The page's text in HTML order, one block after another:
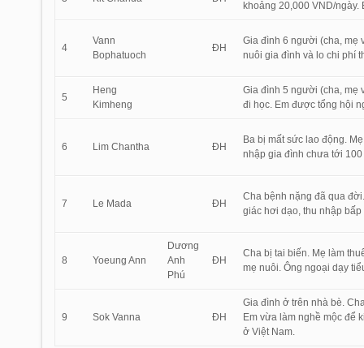
khoảng 20,000 VND/ngày.
4
Vann
Bophatuoch
ĐH
Gia đình 6 người (cha, mẹ
nuôi gia đình và lo chi phí
5
Heng
Kimheng
Gia đình 5 người (cha, mẹ
đi học. Em được tổng hội
6 Lim Chantha ĐH
Ba bị mất sức lao động.
nhập gia đình chưa tới
7 Le Mada ĐH
Cha bệnh nặng đã qua
giác hơi dạo, thu nhập
8 Yoeung Ann
Dương
Anh
Phú
ĐH
Cha bị tai biến. Mẹ làm
mẹ nuôi. Ông ngoại dạy
9 Sok Vanna ĐH
Gia đình ở trên nhà bè.
Em vừa làm nghề mộc để
ở Việt Nam.